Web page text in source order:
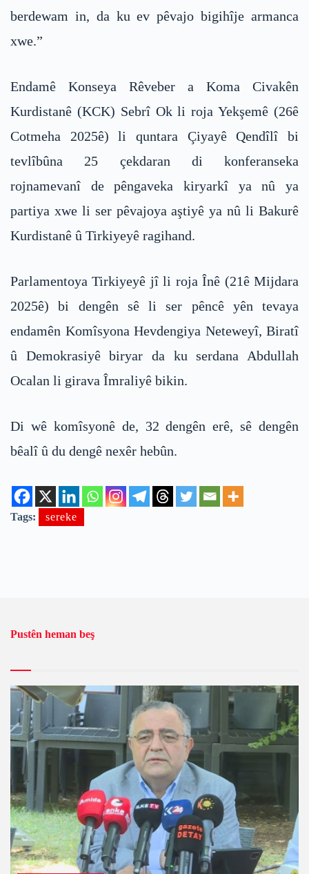
berdewam in, da ku ev pêvajo bigihîje armanca
xwe.”
Endamê Konseya Rêveber a Koma Civakên
Kurdistanê (KCK) Sebrî Ok li roja Yekşemê (26ê
Cotmeha 2025ê) li quntara Çiyayê Qendîlî bi
tevlîbûna 25 çekdaran di konferanseka
rojnamevanî de pêngaveka kiryarkî ya nû ya
partiya xwe li ser pêvajoya aştiyê ya nû li Bakurê
Kurdistanê û Tirkiyeyê ragihand.
Parlamentoya Tirkiyeyê jî li roja Înê (21ê Mijdara
2025ê) bi dengên sê li ser pêncê yên tevaya
endamên Komîsyona Hevdengiya Neteweyî, Biratî
û Demokrasiyê biryar da ku serdana Abdullah
Ocalan li girava Îmraliyê bikin.
Di wê komîsyonê de, 32 dengên erê, sê dengên
bêalî û du dengê nexêr hebûn.
Tags: sereke
Pustên heman beş